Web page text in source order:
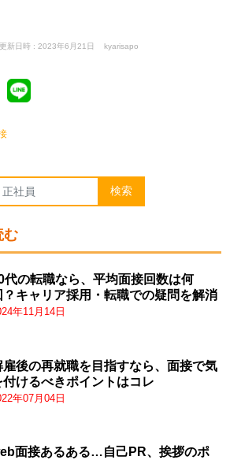
新日時 : 2023年6月21日 kyarisapo
検索
む
代の転職なら、平均面接回数は何
？キャリア採用・転職での疑問を解消
年11月14日
雇後の再就職を目指すなら、面接で気
付けるべきポイントはコレ
年07月04日
面接あるある…自己PR、挨拶のポ